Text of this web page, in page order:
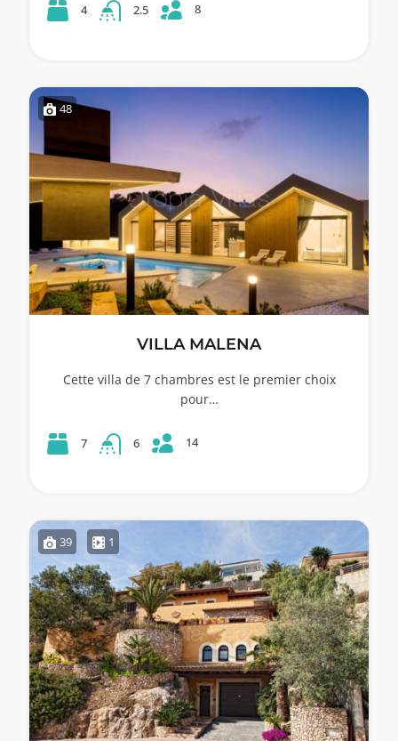
4 2.5 8
48
VILLA MALENA
Cette villa de 7 chambres est le premier choix
pour…
7 6 14
39 1